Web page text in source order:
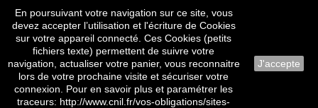
Contactez-nous
En poursuivant votre navigation sur ce site, vous
devez accepter l’utilisation et l'écriture de Cookies
sur votre appareil connecté. Ces Cookies (petits
fichiers texte) permettent de suivre votre
navigation, actualiser votre panier, vous reconnaitre
lors de votre prochaine visite et sécuriser votre
connexion. Pour en savoir plus et paramétrer les
traceurs: http://www.cnil.fr/vos-obligations/sites-
J'accepte